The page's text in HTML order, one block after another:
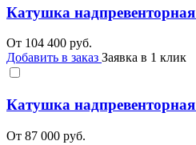
Катушка
От 104 400 руб.
Добавить в заказ Заявка в 1 клик
Катушка
От 87 000 руб.